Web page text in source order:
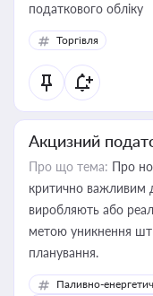
податкового обліку
Торгівля
Акцизний
Про що тема: Про
критично важливим
виробляють або
метою уникнення
планування.
Паливно-